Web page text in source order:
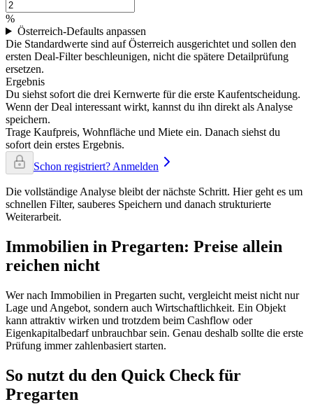
%
Österreich-Defaults anpassen
Die Standardwerte sind auf Österreich ausgerichtet und sollen den
ersten Deal-Filter beschleunigen, nicht die spätere Detailprüfung
ersetzen.
Ergebnis
Du siehst sofort die drei Kernwerte für die erste Kaufentscheidung.
Wenn der Deal interessant wirkt, kannst du ihn direkt als Analyse
speichern.
Trage Kaufpreis, Wohnfläche und Miete ein. Danach siehst du
sofort dein erstes Ergebnis.
Schon registriert? Anmelden
Die vollständige Analyse bleibt der nächste Schritt. Hier geht es um
schnellen Filter, sauberes Speichern und danach strukturierte
Weiterarbeit.
Immobilien in Pregarten: Preise allein
reichen nicht
Wer nach Immobilien in Pregarten sucht, vergleicht meist nicht nur
Lage und Angebot, sondern auch Wirtschaftlichkeit. Ein Objekt
kann attraktiv wirken und trotzdem beim Cashflow oder
Eigenkapitalbedarf unbrauchbar sein. Genau deshalb sollte die erste
Prüfung immer zahlenbasiert starten.
So nutzt du den Quick Check für
Pregarten